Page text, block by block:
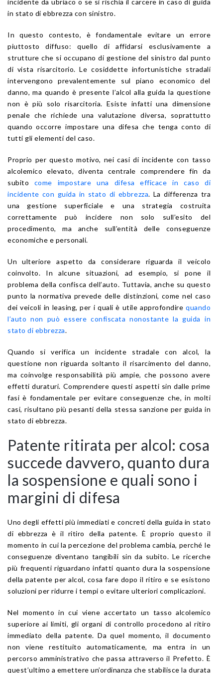
incidente da ubriaco o se si rischia il carcere in caso di guida
in stato di ebbrezza con sinistro.
In questo contesto, è fondamentale evitare un errore
piuttosto diffuso: quello di affidarsi esclusivamente a
strutture che si occupano di gestione del sinistro dal punto
di vista risarcitorio. Le cosiddette infortunistiche stradali
intervengono prevalentemente sul piano economico del
danno, ma quando è presente l’alcol alla guida la questione
non è più solo risarcitoria. Esiste infatti una dimensione
penale che richiede una valutazione diversa, soprattutto
quando occorre impostare una difesa che tenga conto di
tutti gli elementi del caso.
Proprio per questo motivo, nei casi di incidente con tasso
alcolemico elevato, diventa centrale comprendere fin da
subito come impostare una difesa efficace in caso di
incidente con guida in stato di ebbrezza. La differenza tra
una gestione superficiale e una strategia costruita
correttamente può incidere non solo sull’esito del
procedimento, ma anche sull’entità delle conseguenze
economiche e personali.
Un ulteriore aspetto da considerare riguarda il veicolo
coinvolto. In alcune situazioni, ad esempio, si pone il
problema della confisca dell’auto. Tuttavia, anche su questo
punto la normativa prevede delle distinzioni, come nel caso
dei veicoli in leasing, per i quali è utile approfondire quando
l’auto non può essere confiscata nonostante la guida in
stato di ebbrezza.
Quando si verifica un incidente stradale con alcol, la
questione non riguarda soltanto il risarcimento del danno,
ma coinvolge responsabilità più ampie, che possono avere
effetti duraturi. Comprendere questi aspetti sin dalle prime
fasi è fondamentale per evitare conseguenze che, in molti
casi, risultano più pesanti della stessa sanzione per guida in
stato di ebbrezza.
Patente ritirata per alcol: cosa
succede davvero, quanto dura
la sospensione e quali sono i
margini di difesa
Uno degli effetti più immediati e concreti della guida in stato
di ebbrezza è il ritiro della patente. È proprio questo il
momento in cui la percezione del problema cambia, perché le
conseguenze diventano tangibili sin da subito. Le ricerche
più frequenti riguardano infatti quanto dura la sospensione
della patente per alcol, cosa fare dopo il ritiro e se esistono
soluzioni per ridurre i tempi o evitare ulteriori complicazioni.
Nel momento in cui viene accertato un tasso alcolemico
superiore ai limiti, gli organi di controllo procedono al ritiro
immediato della patente. Da quel momento, il documento
non viene restituito automaticamente, ma entra in un
percorso amministrativo che passa attraverso il Prefetto. È
quest’ultimo a emettere un’ordinanza che stabilisce la durata